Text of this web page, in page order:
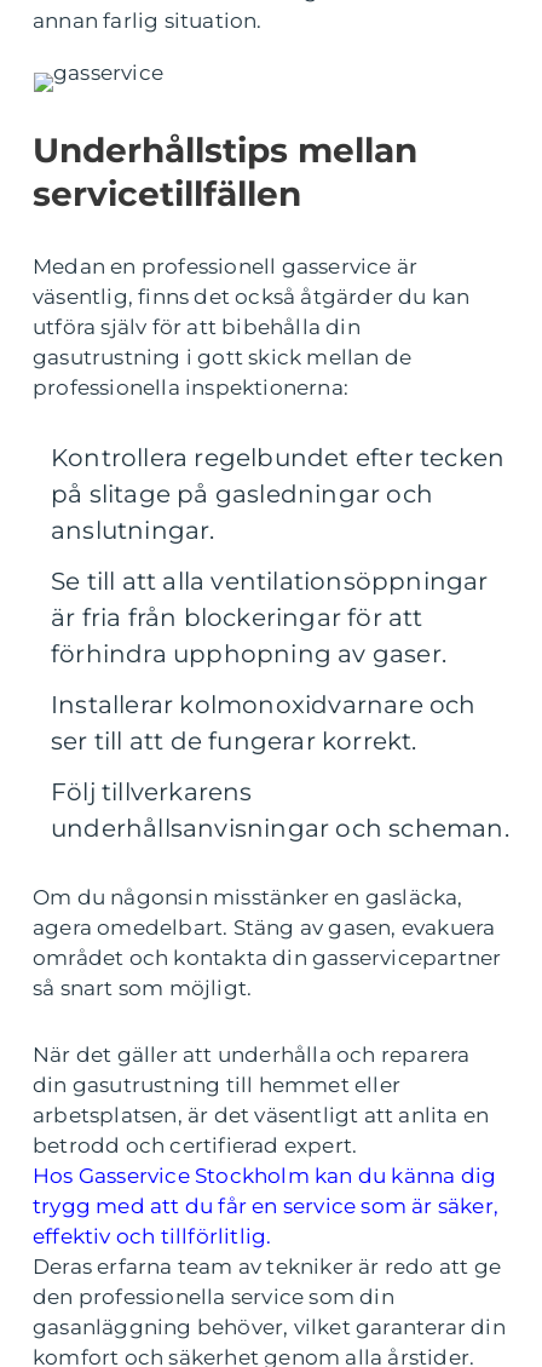
annan farlig situation.
Underhållstips mellan
servicetillfällen
Medan en professionell gasservice är
väsentlig, finns det också åtgärder du kan
utföra själv för att bibehålla din
gasutrustning i gott skick mellan de
professionella inspektionerna:
Kontrollera regelbundet efter tecken
på slitage på gasledningar och
anslutningar.
Se till att alla ventilationsöppningar
är fria från blockeringar för att
förhindra upphopning av gaser.
Installerar kolmonoxidvarnare och
ser till att de fungerar korrekt.
Följ tillverkarens
underhållsanvisningar och scheman.
Om du någonsin misstänker en gasläcka,
agera omedelbart. Stäng av gasen, evakuera
området och kontakta din gasservicepartner
så snart som möjligt.
När det gäller att underhålla och reparera
din gasutrustning till hemmet eller
arbetsplatsen, är det väsentligt att anlita en
betrodd och certifierad expert.
Hos Gasservice Stockholm kan du känna dig
trygg med att du får en service som är säker,
effektiv och tillförlitlig.
Deras erfarna team av tekniker är redo att ge
den professionella service som din
gasanläggning behöver, vilket garanterar din
komfort och säkerhet genom alla årstider.